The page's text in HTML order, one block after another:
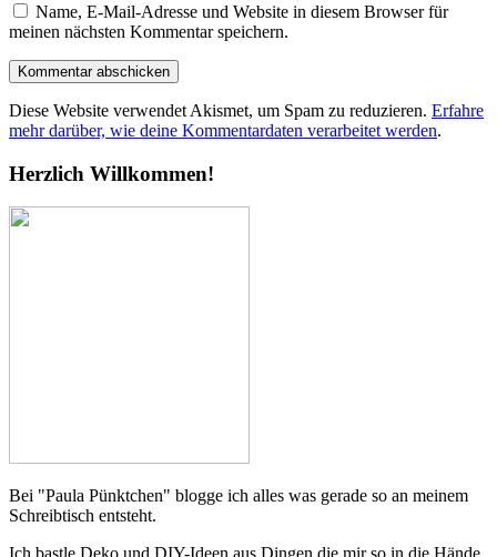
Name, E-Mail-Adresse und Website in diesem Browser für
meinen nächsten Kommentar speichern.
Diese Website verwendet Akismet, um Spam zu reduzieren. Erfahre
mehr darüber, wie deine Kommentardaten verarbeitet werden.
Herzlich Willkommen!
Bei "Paula Pünktchen" blogge ich alles was gerade so an meinem
Schreibtisch entsteht.